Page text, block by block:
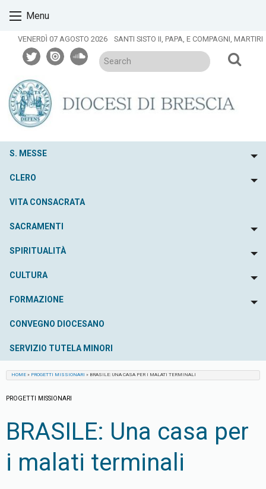
content
Menu
VENERDÌ 07 AGOSTO 2026 SANTI SISTO II, PAPA, E COMPAGNI, MARTIRI
twitterissuusoundcloud
S. MESSE
CLERO
VITA CONSACRATA
SACRAMENTI
SPIRITUALITÀ
CULTURA
FORMAZIONE
CONVEGNO DIOCESANO
SERVIZIO TUTELA MINORI
HOME » PROGETTI MISSIONARI » BRASILE: UNA CASA PER I MALATI TERMINALI
PROGETTI MISSIONARI
BRASILE: Una casa per
i malati terminali